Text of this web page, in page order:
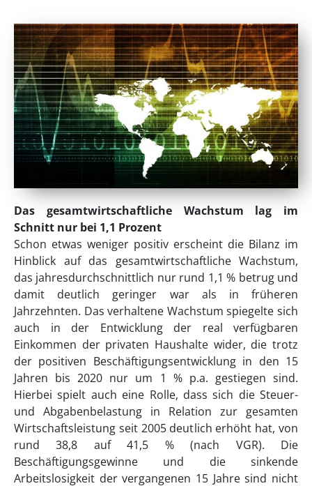
Das gesamtwirtschaftliche Wachstum lag im
Schnitt nur bei 1,1 Prozent
Schon etwas weniger positiv erscheint die Bilanz im
Hinblick auf das gesamtwirtschaftliche Wachstum,
das jahresdurchschnittlich nur rund 1,1 % betrug und
damit deutlich geringer war als in früheren
Jahrzehnten. Das verhaltene Wachstum spiegelte sich
auch in der Entwicklung der real verfügbaren
Einkommen der privaten Haushalte wider, die trotz
der positiven Beschäftigungsentwicklung in den 15
Jahren bis 2020 nur um 1 % p.a. gestiegen sind.
Hierbei spielt auch eine Rolle, dass sich die Steuer-
und Abgabenbelastung in Relation zur gesamten
Wirtschaftsleistung seit 2005 deutlich erhöht hat, von
rund 38,8 auf 41,5 % (nach VGR). Die
Beschäftigungsgewinne und die sinkende
Arbeitslosigkeit der vergangenen 15 Jahre sind nicht